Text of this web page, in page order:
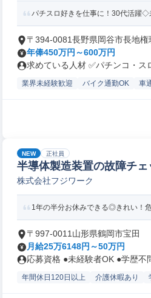
パチスロ好きを仕事に！30代活躍
〒394-0081長野県岡谷市長地権
年俸450万円～600万円
求めている人材 ✅パチンコ・ス
業界未経験歓迎 バイク通勤OK 車
NEW 正社員
半導体製造装置の故障チェ
株式会社フジワーク
1年の半分お休みできる◎きれい！
〒997-0011山形県鶴岡市宝田
月給25万6148円～50万円
応募資格 ●未経験者OK ●学歴不
年間休日120日以上 介護休暇あり